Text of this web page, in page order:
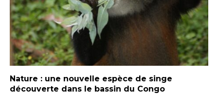
Nature : une nouvelle espèce de singe
découverte dans le bassin du Congo